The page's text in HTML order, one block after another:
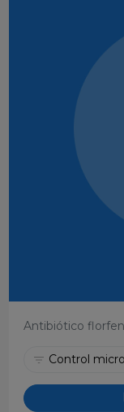
Antibiótico
Control